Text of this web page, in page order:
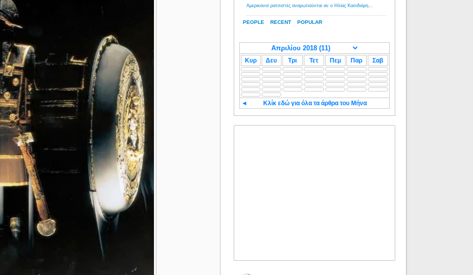
PEOPLE RECENT POPULAR
Αμερικανοί ρατσιστές αναρωτιούνται αν ο Ηλίας Κασιδιάρης ανήκει στη λευκή φυλή... - Λόγιος Ερμής
Κυρ Δευ Τρι Τετ Πεμ Παρ Σαβ
◄ Κλίκ εδώ για όλα τα άρθρα του Μήνα